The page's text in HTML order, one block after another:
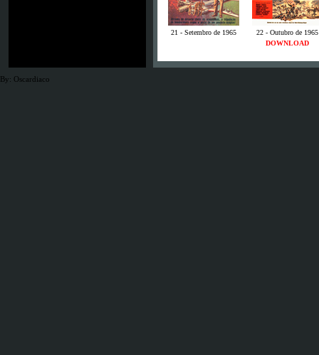
21 - Setembro de 1965
22 - Outubro de 1965
DOWNLOAD
By: Oscardiaco